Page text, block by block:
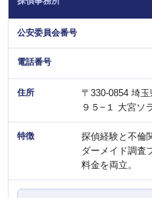
〒330-0854 埼
９５−１ 大宮ソ
探偵経験と不倫
ダーメイド調査
料金を両立。